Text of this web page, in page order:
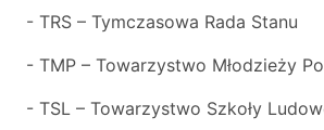
- TRS – Tymczasowa Rada Stanu
- TMP – Towarzystwo Młodzieży
- TSL – Towarzystwo Szkoły